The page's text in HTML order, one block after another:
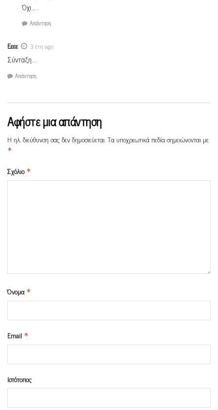
Όχι…..
Απάντηση
Εεεε 3 έτη ago
Σύνταξη…
Απάντηση
Αφήστε μια απάντηση
Η ηλ. διεύθυνση σας δεν δημοσιεύεται.Τα υποχρεωτικά πεδία σημειώνονται με
*
Σχόλιο *
Όνομα *
Email *
Ιστότοπος